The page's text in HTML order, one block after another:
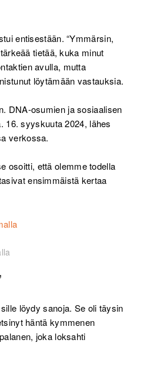
entisestään. “Ymmärsin,
tietää, kuka minut
avulla, mutta
löytämään vastauksia.
DNA-osumien ja sosiaalisen
16. syyskuuta 2024, lähes
verkossa.
osoitti, että olemme todella
ensimmäistä kertaa
löydy sanoja. Se oli täysin
häntä kymmenen
joka loksahti